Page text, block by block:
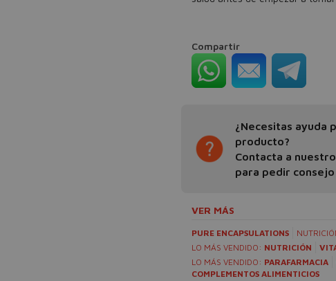
Compartir
¿Necesitas ayuda
producto?
Contacta a
para pedir consejo
VER MÁS
PURE ENCAPSULATIONS
LO MÁS VENDIDO: NUTRICIÓN
LO MÁS VENDIDO: PARAFARMACIA
COMPLEMENTOS ALIMENTICIOS